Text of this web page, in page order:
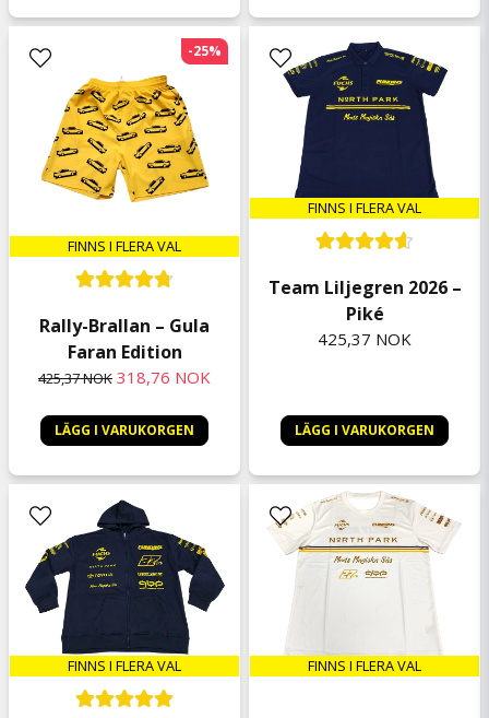
FINNS I FLERA VAL
Rally-Brallan – Gula
Faran Edition
425,37 NOK 318,76 NOK
LÄGG I VARUKORGEN
-25%
FINNS I FLERA VAL
Team Liljegren 2026 –
Piké
425,37 NOK
LÄGG I VARUKORGEN
FINNS I FLERA VAL FINNS I FLERA VAL